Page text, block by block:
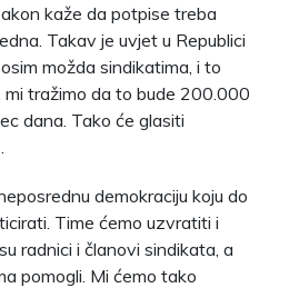
kaže da potpise treba
Takav je uvjet u Republici
možda sindikatima, i to
mi tražimo da to bude 200.000
dana. Tako će glasiti
demokraciju koju do
Time ćemo uzvratiti i
radnici i članovi sindikata, a
pomogli. Mi ćemo tako